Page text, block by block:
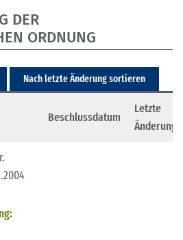
DER
ORDNUNG
Nach letzte Änderung sortieren
Beschlussdatum
Letzte
Änderung